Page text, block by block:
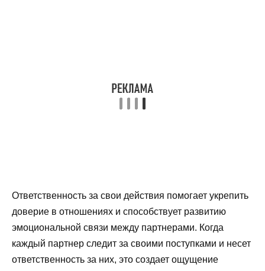
Ответственность за свои действия помогает укрепить
доверие в отношениях и способствует развитию
эмоциональной связи между партнерами. Когда
каждый партнер следит за своими поступками и несет
ответственность за них, это создает ощущение